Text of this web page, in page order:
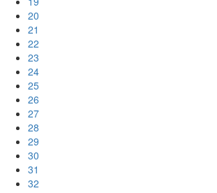
20
21
22
23
24
25
26
27
28
29
30
31
32